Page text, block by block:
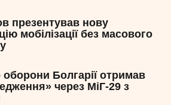
презентував нову
мобілізації без масового
оборони Болгарії отримав
через МіГ-29 з